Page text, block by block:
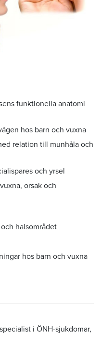
funktionella anatomi
hos barn och vuxna
relation till munhåla och
och yrsel
orsak och
halsområdet
hos barn och vuxna
i ÖNH-sjukdomar,